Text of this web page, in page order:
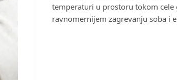
temperaturi u prostoru tokom cele
ravnomernijem zagrevanju soba i